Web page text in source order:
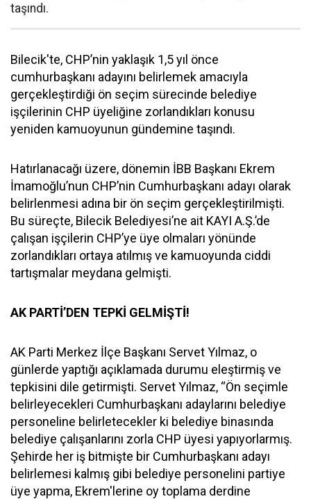
taşındı.
Bilecik'te, CHP’nin yaklaşık 1,5 yıl önce
cumhurbaşkanı adayını belirlemek amacıyla
gerçekleştirdiği ön seçim sürecinde belediye
işçilerinin CHP üyeliğine zorlandıkları konusu
yeniden kamuoyunun gündemine taşındı.
Hatırlanacağı üzere, dönemin İBB Başkanı Ekrem
İmamoğlu’nun CHP’nin Cumhurbaşkanı adayı olarak
belirlenmesi adına bir ön seçim gerçekleştirilmişti.
Bu süreçte, Bilecik Belediyesi’ne ait KAYI A.Ş.’de
çalışan işçilerin CHP’ye üye olmaları yönünde
zorlandıkları ortaya atılmış ve kamuoyunda ciddi
tartışmalar meydana gelmişti.
AK PARTİ’DEN TEPKİ GELMİŞTİ!
AK Parti Merkez İlçe Başkanı Servet Yılmaz, o
günlerde yaptığı açıklamada durumu eleştirmiş ve
tepkisini dile getirmişti. Servet Yılmaz, “Ön seçimle
belirleyecekleri Cumhurbaşkanı adaylarını belediye
personeline belirletecekler ki belediye binasında
belediye çalışanlarını zorla CHP üyesi yapıyorlarmış.
Şehirde her iş bitmişte bir Cumhurbaşkanı adayı
belirlemesi kalmış gibi belediye personelini partiye
üye yapma, Ekrem'lerine oy toplama derdine